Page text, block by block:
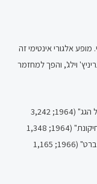
מופע אלגורי אינטימי זה
בגריניץ' וילג', והפך למחזמר
שנות השישים הניבו מספר שוברי קופות, כמו "כנר על הגג" (1964; 3,242
הופעות), "הלו, דולי!" (1964; 2,844 הופעות), "מצחיקונת" (1964; 1,348
הופעות), "איש למנשה" (1965; 2,328 הופעות), ו"קברט" (1966; 1,165